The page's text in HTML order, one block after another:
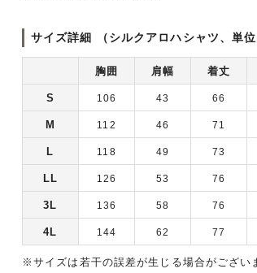
サイズ詳細 （シルクアロハシャツ、単位
胸囲 肩幅 着丈
S 106 43 66
M 112 46 71
L 118 49 73
LL 126 53 76
3L 136 58 76
4L 144 62 77
※サイズは若干の誤差が生じる場合がござい